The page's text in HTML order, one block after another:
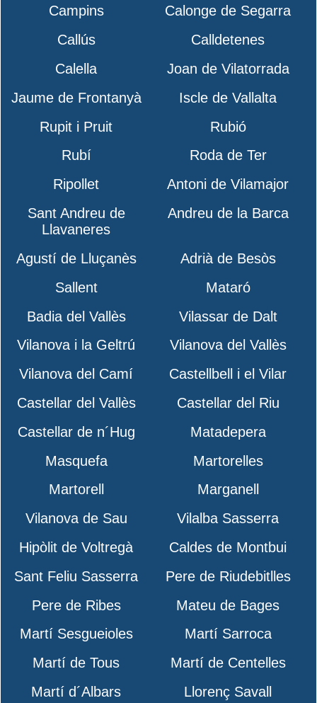
Campins
Calonge de Segarra
Callús
Calldetenes
Calella
Joan de Vilatorrada
Jaume de Frontanyà
Iscle de Vallalta
Rupit i Pruit
Rubió
Rubí
Roda de Ter
Ripollet
Antoni de Vilamajor
Sant Andreu de
Llavaneres
Andreu de la Barca
Agustí de Lluçanès
Adrià de Besòs
Sallent
Mataró
Badia del Vallès
Vilassar de Dalt
Vilanova i la Geltrú
Vilanova del Vallès
Vilanova del Camí
Castellbell i el Vilar
Castellar del Vallès
Castellar del Riu
Castellar de n´Hug
Matadepera
Masquefa
Martorelles
Martorell
Marganell
Vilanova de Sau
Vilalba Sasserra
Hipòlit de Voltregà
Caldes de Montbui
Sant Feliu Sasserra
Pere de Riudebitlles
Pere de Ribes
Mateu de Bages
Martí Sesgueioles
Martí Sarroca
Martí de Tous
Martí de Centelles
Martí d´Albars
Llorenç Savall